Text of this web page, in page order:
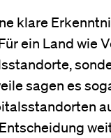
klare
ein Land wie
sagen es